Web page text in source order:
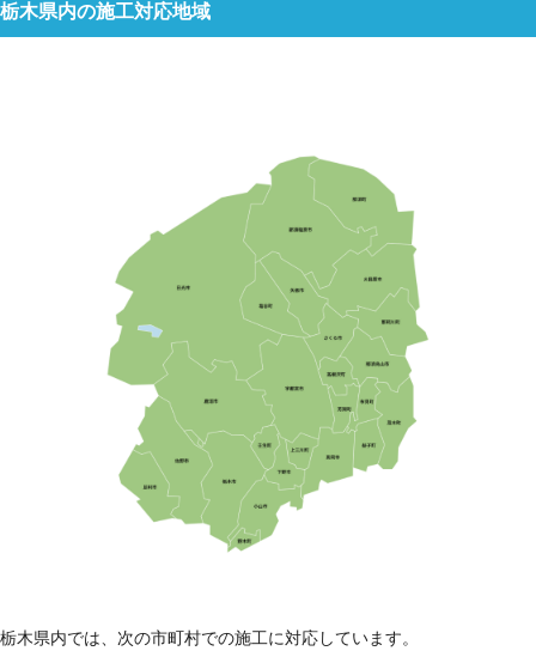
栃木県内の施工対応地域
栃木県内では、次の市町村での施工に対応しています。